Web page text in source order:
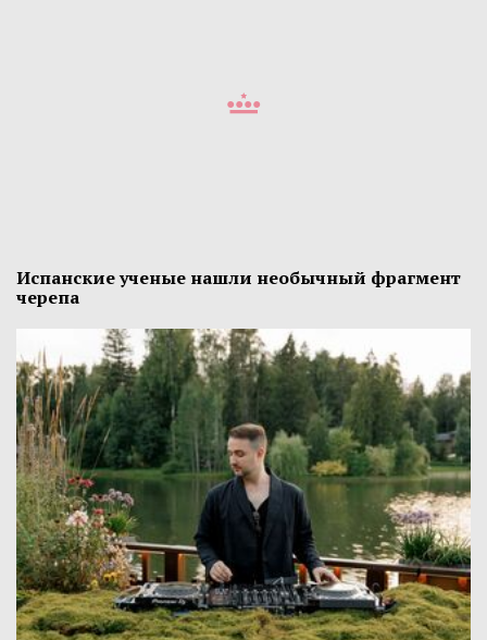
Испанские ученые нашли необычный фрагмент
черепа